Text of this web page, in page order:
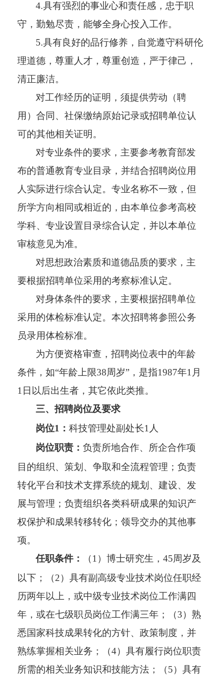
4.具有强烈的事业心和责任感，忠于职
守，勤勉尽责，能够全身心投入工作。
5.具有良好的品行修养，自觉遵守科研伦
理道德，尊重人才，尊重创造，严于律己，
清正廉洁。
对工作经历的证明，须提供劳动（聘
用）合同、社保缴纳原始记录或招聘单位认
可的其他相关证明。
对专业条件的要求，主要参考教育部发
布的普通教育专业目录，并结合招聘岗位用
人实际进行综合认定。专业名称不一致，但
所学方向相同或相近的，由本单位参考高校
学科、专业设置目录综合认定，并以本单位
审核意见为准。
对思想政治素质和道德品质的要求，主
要根据招聘单位采用的考察标准认定。
对身体条件的要求，主要根据招聘单位
采用的体检标准认定。本次招聘将参照公务
员录用体检标准。
为方便资格审查，招聘岗位表中的年龄
条件，如“年龄上限38周岁”，是指1987年1月
1日以后出生者，其它依此类推。
三、招聘岗位及要求
岗位1： 科技管理处副处长1人
岗位职责： 负责所地合作、所企合作项
目的组织、策划、争取和全流程管理；负责
转化平台和技术支撑系统的规划、建设、发
展与管理；负责组织各类科研成果的知识产
权保护和成果转移转化；领导交办的其他事
项。
任职条件：
（1）博士研究生，45周岁及
以下；（2）具有副高级专业技术岗位任职经
历两年以上，或中级专业技术岗位工作满四
年，或在七级职员岗位工作满三年；（3）熟
悉国家科技成果转化的方针、政策制度，并
熟练掌握相关业务；（4）具有履行岗位职责
所需的相关业务知识和技能方法；（5）具有